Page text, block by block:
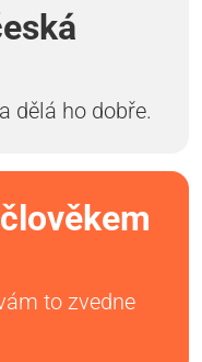
dělá ho dobře.
to zvedne